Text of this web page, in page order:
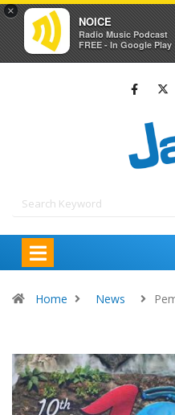
×
NOICE
Radio Music Podcast
FREE - In Google Play
Home News